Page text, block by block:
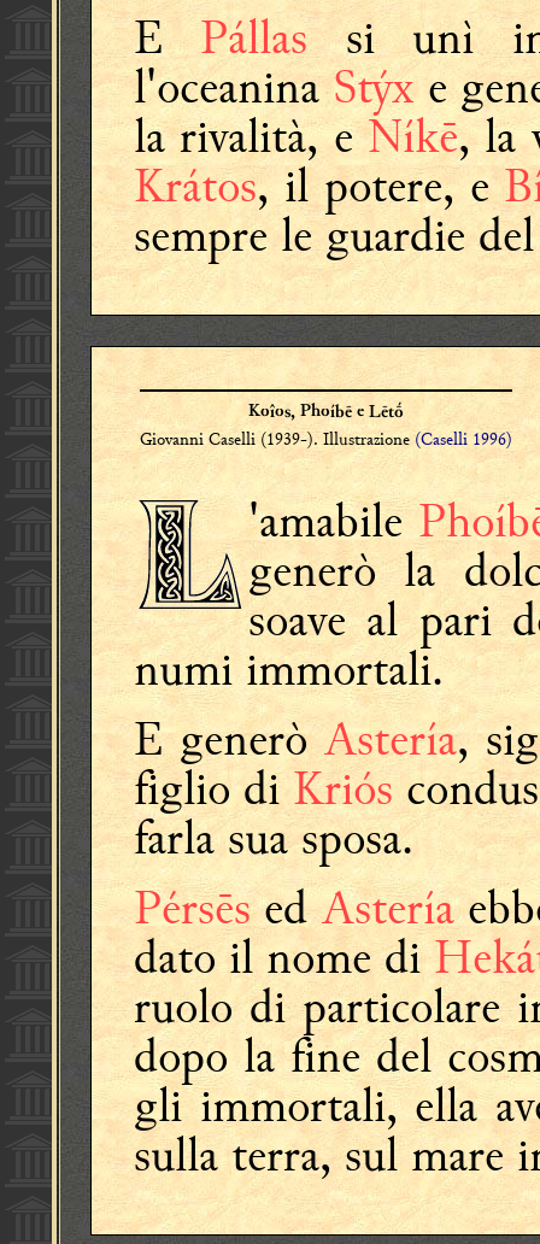
E Pállassi unì
l'oceaninaStýx e
la rivalità, eNíkē, la
Krátos, il potere, e
sempre le guardie
Koîos, Phoíbē e Lētṓ
Giovanni Caselli (1939-). Illustrazione(Caselli 1996)
'amabile
generò la
soave al pari
numi immortali.
E generòAstería,
figlio diKriós
farla sua sposa.
PérsēsedAstería
dato il nome di
ruolo di particolare
dopo la fine del
gli immortali, ella
sulla terra, sul mare